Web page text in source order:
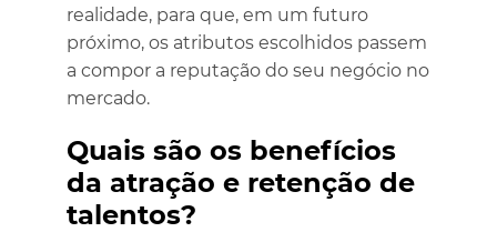
realidade, para que, em um futuro
próximo, os atributos escolhidos passem
a compor a reputação do seu negócio no
mercado.
Quais são os benefícios
da atração e retenção de
talentos?